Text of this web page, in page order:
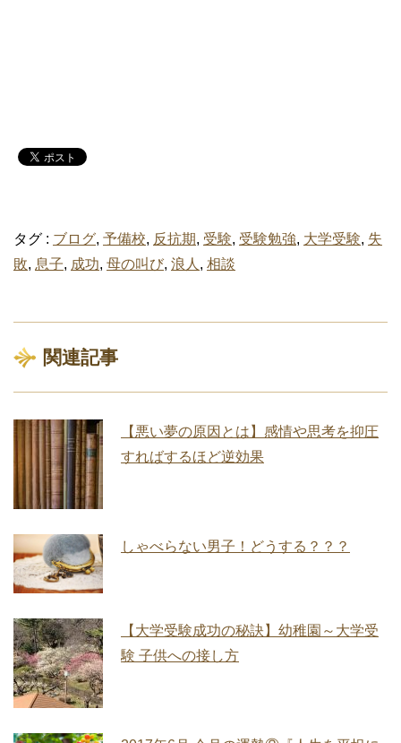
タグ : ブログ, 予備校, 反抗期, 受験, 受験勉強, 大学受験, 失
敗, 息子, 成功, 母の叫び, 浪人 , 相談
関連記事
【悪い夢の原因とは】感情や思考を抑圧
すればするほど逆効果
しゃべらない男子！どうする？？？
【大学受験成功の秘訣】幼稚園～大学受
験 子供への接し方